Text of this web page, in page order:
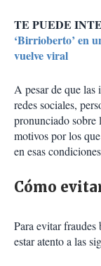
TE PUEDE
‘Birrioberto’ en
vuelve viral
A pesar de que las
redes sociales,
pronunciado
motivos por los
en esas
Cómo
Para evitar fraudes
estar atento a las